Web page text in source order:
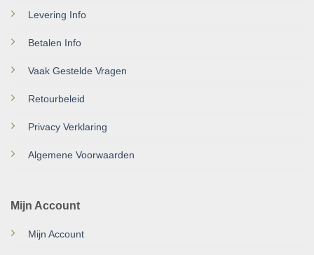
Levering Info
Betalen Info
Vaak Gestelde Vragen
Retourbeleid
Privacy Verklaring
Algemene Voorwaarden
Mijn Account
Mijn Account